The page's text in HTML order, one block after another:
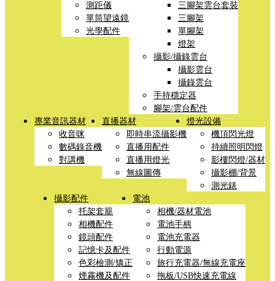
測距儀
單筒望遠鏡
光學配件
三腳架雲台套裝
三腳架
單腳架
燈架
攝影/攝錄雲台
攝影雲台
攝錄雲台
手持穩定器
腳架/雲台配件
專業音訊器材
收音咪
數碼錄音機
對講機
直播器材
即時串流攝影機
直播用配件
直播用燈光
無線圖傳
燈光設備
機頂閃光燈
持續照明閃燈
影樓閃燈/器材
攝影棚/背景
測光錶
攝影配件
托架套籠
相機配件
鏡頭配件
記憶卡及配件
色彩檢測/矯正
煙霧機及配件
電池
相機/器材電池
電池手柄
電池充電器
行動電源
旅行充電器/無線充電座
拖板/USB快速充電線